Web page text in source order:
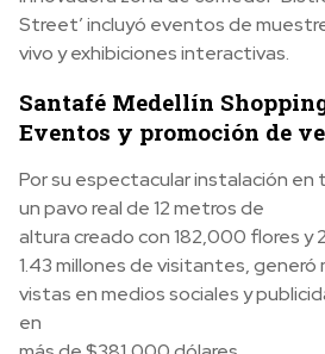
Street’ incluyó eventos de
vivo y exhibiciones interactivas.
Santafé Medellín
Eventos y promoción de
Por su espectacular instalación en
un pavo real de 12 metros de
altura creado con 182,000 flores
1.43 millones de visitantes, generó
vistas en medios sociales y
en